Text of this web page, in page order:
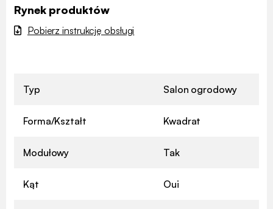
Rynek produktów
Pobierz instrukcję obsługi
Typ Salon ogrodowy
Forma/Kształt Kwadrat
Modułowy Tak
Kąt Oui